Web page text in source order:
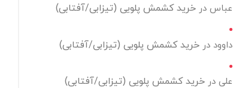
عباس در خرید کشمش پلویی (تیزابی/آفتابی)
داوود در خرید کشمش پلویی (تیزابی/آفتابی)
علی در خرید کشمش پلویی (تیزابی/آفتابی)